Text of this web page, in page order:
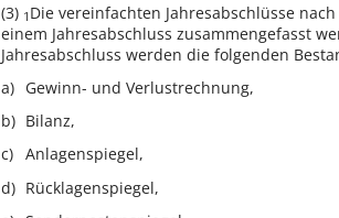
(3) 1 Die vereinfachten Jahresabschlüsse
einem Jahresabschluss zusammengefasst
Jahresabschluss werden die folgenden
Gewinn- und Verlustrechnung,
Bilanz,
Anlagenspiegel,
Rücklagenspiegel,